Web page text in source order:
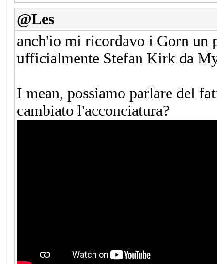
@Les
anch'io mi ricordavo i Gorn un
ufficialmente Stefan Kirk da
I mean, possiamo parlare del
cambiato l'acconciatura?